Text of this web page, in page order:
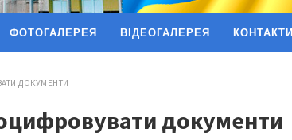
ФОТОГАЛЕРЕЯ ВІДЕОГАЛЕРЕЯ КОНТАКТИ
ДОКУМЕНТИ
документи